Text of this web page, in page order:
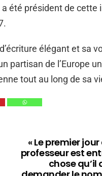
a été président de cette
élégant et sa
partisan de l’Europe
tout au long de sa
« Le premier
professeur est
chose qu’il